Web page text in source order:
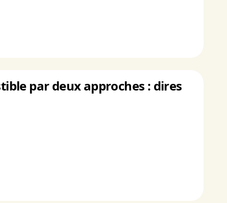
par deux approches : dires